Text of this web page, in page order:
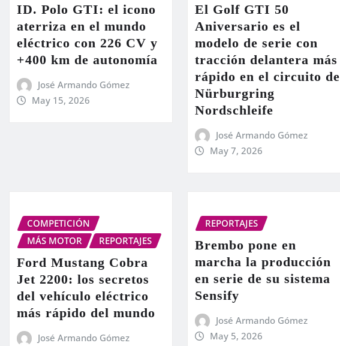
ID. Polo GTI: el icono
aterriza en el mundo
eléctrico con 226 CV y
+400 km de autonomía
José Armando Gómez
May 15, 2026
El Golf GTI 50
Aniversario es el
modelo de serie con
tracción delantera más
rápido en el circuito de
Nürburgring
Nordschleife
José Armando Gómez
May 7, 2026
COMPETICIÓN
MÁS MOTOR
REPORTAJES
Ford Mustang Cobra
Jet 2200: los secretos
del vehículo eléctrico
más rápido del mundo
José Armando Gómez
REPORTAJES
Brembo pone en
marcha la producción
en serie de su sistema
Sensify
José Armando Gómez
May 5, 2026